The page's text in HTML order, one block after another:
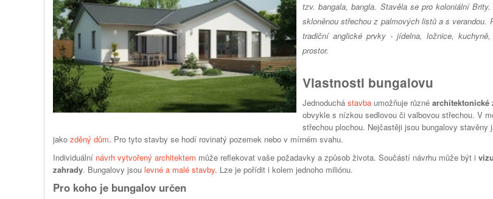
tzv. bangala, bangla. Stavěla se pro koloniální
skloněnou střechou z palmových listů a s verandou.
tradiční anglické prvky - jídelna, ložnice,
prostor.
Vlastnosti bungalovu
Jednoduchá stavba umožňuje různé architektonické
obvykle s nízkou sedlovou či valbovou střechou. V
střechou plochou. Nejčastěji jsou bungalovy stavěny
jako zděný dům. Pro tyto stavby se hodí rovinatý pozemek nebo v mírném svahu.
Individuální návrh vytvořený architektem může reflekovat vaše požadavky a způsob života. Součástí návrhu může být i
zahrady. Bungalovy jsou levné a malé stavby. Lze je pořídit i kolem jednoho miliónu.
Pro koho je bungalov určen